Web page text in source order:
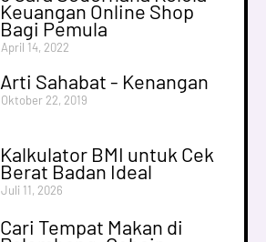
Keuangan Online Shop
Bagi Pemula
April 14, 2022
Arti Sahabat - Kenangan
Oktober 22, 2019
Kalkulator BMI untuk Cek
Berat Badan Ideal
Juli 11, 2026
Cari Tempat Makan di